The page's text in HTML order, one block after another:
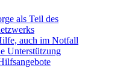
als Teil des
auch im Notfall
Unterstützung